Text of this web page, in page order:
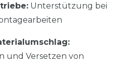
Unterstützung bei
und Versetzen von